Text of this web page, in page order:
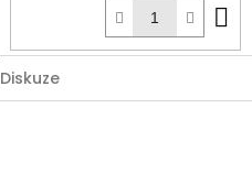
Diskuze